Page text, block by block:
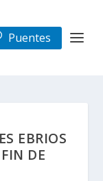
Puentes
EBRIOS
DE